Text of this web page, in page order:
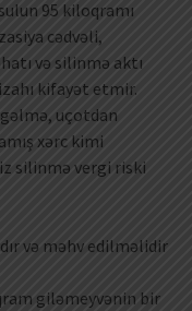
95 kiloqramı
cədvəli,
və silinmə aktı
kifayət etmir.
uçotdan
xərc kimi
silinmə vergi riski
və məhv edilməlidir
giləmeyvənin bir